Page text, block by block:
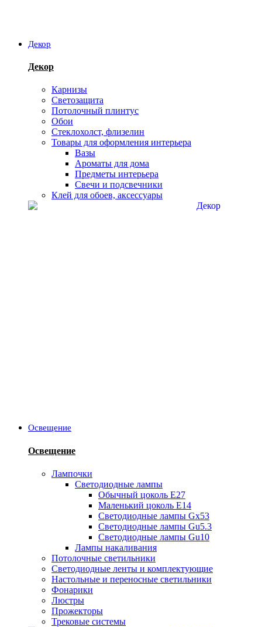
Декор
Декор
Карнизы
Светозащита
Потолочный плинтус
Обои
Стеклохолст, флизелин
Товары для оформления интерьера
Вазы
Ароматы для дома
Предметы интерьера
Свечи и подсвечники
Клей для обоев, аксессуары
Освещение
Освещение
Лампочки
Светодиодные лампы
Обычный цоколь Е27
Маленький цоколь Е14
Светодиодные лампы Gx53
Светодиодные лампы Gu5.3
Светодиодные лампы Gu10
Лампы накаливания
Потолочные светильники
Светодиодные ленты и комплектующие
Настольные и переносные светильники
Фонарики
Люстры
Прожекторы
Трековые системы